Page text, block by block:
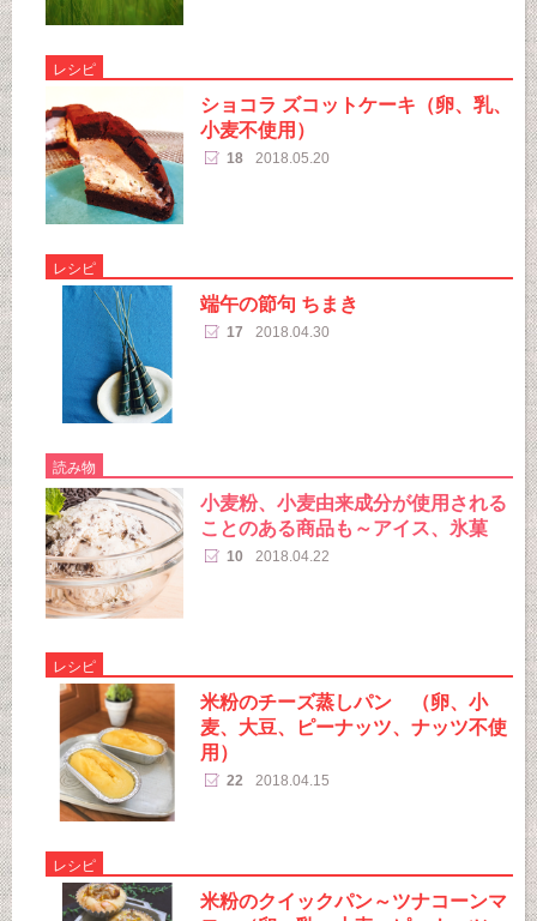
レシピ
ショコラ ズコットケーキ（卵、乳、
小麦不使用）
18 2018.05.20
レシピ
端午の節句 ちまき
17 2018.04.30
読み物
小麦粉、小麦由来成分が使用される
ことのある商品も～アイス、氷菓
10 2018.04.22
レシピ
米粉のチーズ蒸しパン （卵、小
麦、大豆、ピーナッツ、ナッツ不使
用）
22 2018.04.15
レシピ
米粉のクイックパン～ツナコーンマ